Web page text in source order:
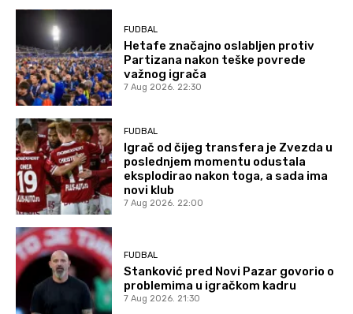
FUDBAL
Hetafe značajno oslabljen protiv
Partizana nakon teške povrede
važnog igrača
7 Aug 2026. 22:30
FUDBAL
Igrač od čijeg transfera je Zvezda u
poslednjem momentu odustala
eksplodirao nakon toga, a sada ima
novi klub
7 Aug 2026. 22:00
FUDBAL
Stanković pred Novi Pazar govorio o
problemima u igračkom kadru
7 Aug 2026. 21:30